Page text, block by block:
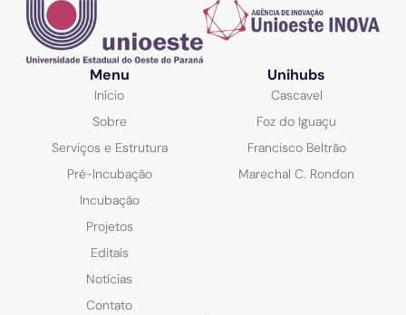
Menu
Início
Sobre
Serviços e Estrutura
Pré-Incubação
Incubação
Projetos
Editais
Notícias
Contato
Unihubs
Cascavel
Foz do Iguaçu
Francisco Beltrão
Marechal C. Rondon